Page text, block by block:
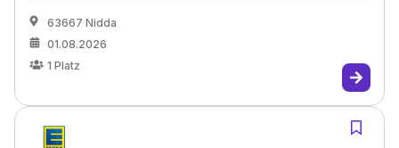
63667 Nidda
01.08.2026
1 Platz